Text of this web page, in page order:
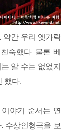
약간 우리 옛가락
숙했다. 물론 베
알 수는 없었지
했다.
야기 순서는 연
수상인형극을 보